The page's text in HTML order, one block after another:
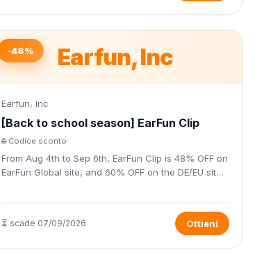
Earfun, Inc
-48%
Earfun, Inc
[Back to school season] EarFun Clip
🌐 Codice sconto
From Aug 4th to Sep 6th, EarFun Clip is 48% OFF on
EarFun Global site, and 60% OFF on the DE/EU sit…
⏳ scade 07/09/2026 Ottieni